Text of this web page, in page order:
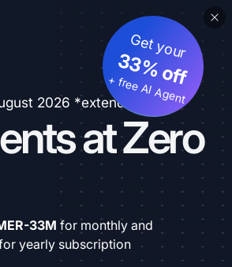
2026 *extended
at Zero
Get your
33% off
+ free AI Agent
33M for monthly and
yearly subscription